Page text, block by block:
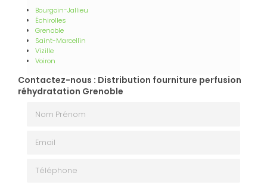
Bourgoin-Jallieu
Échirolles
Grenoble
Saint-Marcellin
Vizille
Voiron
Contactez-nous : Distribution fourniture perfusion
réhydratation Grenoble